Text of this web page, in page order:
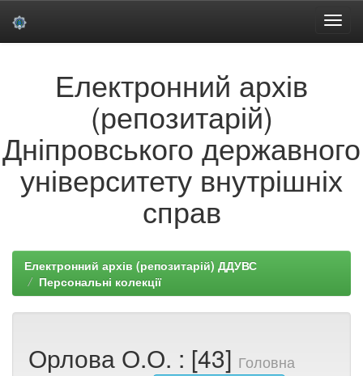
Електронний архів
(репозитарій)
Дніпровського державного
університету внутрішніх
справ
Електронний архів (репозитарій) ДДУВС
Персональні колекції
Орлова О.О. : [43] Головна